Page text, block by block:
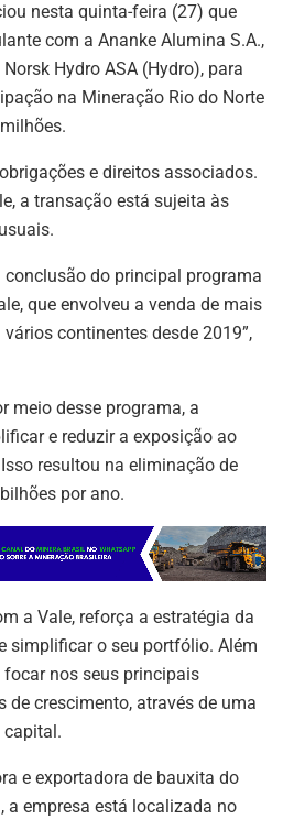
e
gr
a
m
ai
l
ar
e
nesta quinta-feira (27) que
com a Ananke Alumina S.A.,
Hydro ASA (Hydro), para
na Mineração Rio do Norte
e direitos associados.
a transação está sujeita às
conclusão do principal programa
que envolveu a venda de mais
continentes desde 2019”,
meio desse programa, a
e reduzir a exposição ao
resultou na eliminação de
por ano.
a Vale, reforça a estratégia da
simplificar o seu portfólio. Além
nos seus principais
de crescimento, através de uma
capital.
e exportadora de bauxita do
a empresa está localizada no